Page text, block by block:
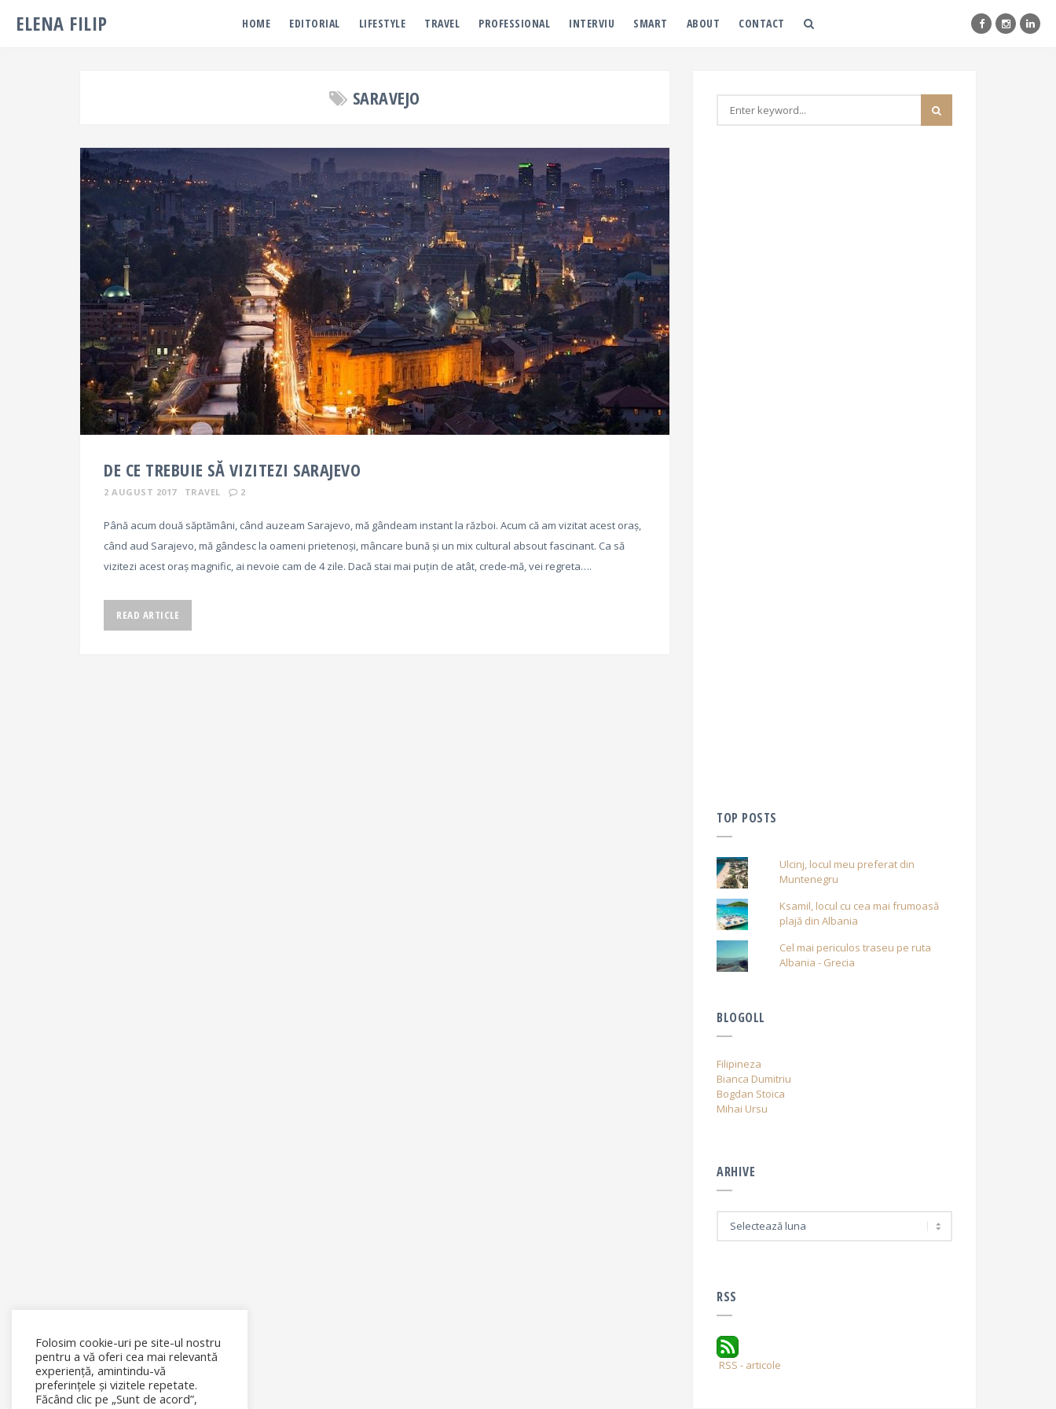
ELENA FILIP HOME EDITORIAL LIFESTYLE TRAVEL PROFESSIONAL INTERVIU SMART ABOUT CONTACT
SARAVEJO
DE CE TREBUIE SĂ VIZITEZI SARAJEVO
2 AUGUST 2017 TRAVEL 2
Până acum două săptămâni, când auzeam Sarajevo, mă gândeam instant la război. Acum că am vizitat acest oraș,
când aud Sarajevo, mă gândesc la oameni prietenoși, mâncare bună și un mix cultural absout fascinant. Ca să
vizitezi acest oraș magnific, ai nevoie cam de 4 zile. Dacă stai mai puțin de atât, crede-mă, vei regreta….
READ ARTICLE
TOP POSTS
Ulcinj, locul meu preferat din
Muntenegru
Ksamil, locul cu cea mai frumoasă
plajă din Albania
Cel mai periculos traseu pe ruta
Albania - Grecia
BLOGOLL
Filipineza
Bianca Dumitriu
Bogdan Stoica
Mihai Ursu
ARHIVE
RSS
RSS - articole
Folosim cookie-uri pe site-ul nostru
pentru a vă oferi cea mai relevantă
experiență, amintindu-vă
preferințele și vizitele repetate.
Făcând clic pe „Sunt de acord”,